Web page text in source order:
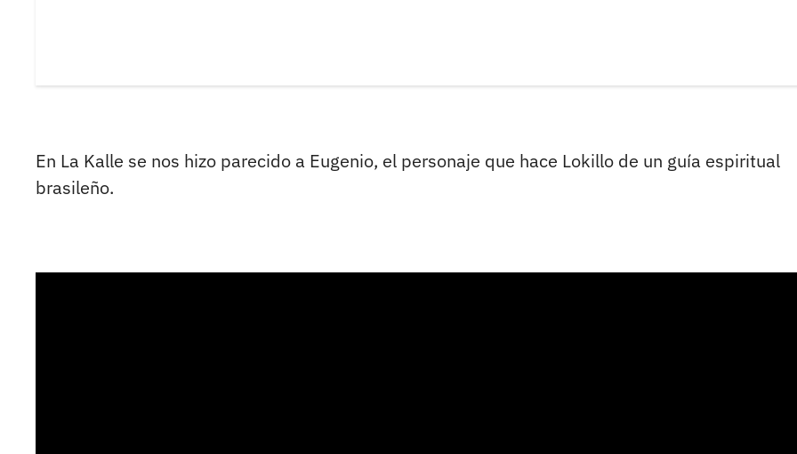
En La Kalle se nos hizo parecido a Eugenio, el personaje que hace Lokillo de un guía espiritual
brasileño.